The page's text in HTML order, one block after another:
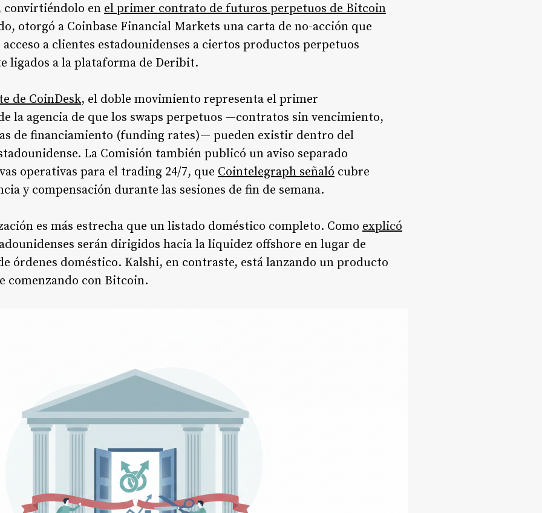
convirtiéndolo en el primer contrato de futuros perpetuos de Bitcoin
otorgó a Coinbase Financial Markets una carta de no-acción que
a clientes estadounidenses a ciertos productos perpetuos
ligados a la plataforma de Deribit.
de CoinDesk, el doble movimiento representa el primer
la agencia de que los swaps perpetuos —contratos sin vencimiento,
de financiamiento (funding rates)— pueden existir dentro del
La Comisión también publicó un aviso separado
operativas para el trading 24/7, que Cointelegraph señaló cubre
y compensación durante las sesiones de fin de semana.
es más estrecha que un listado doméstico completo. Como explicó
serán dirigidos hacia la liquidez offshore en lugar de
órdenes doméstico. Kalshi, en contraste, está lanzando un producto
comenzando con Bitcoin.